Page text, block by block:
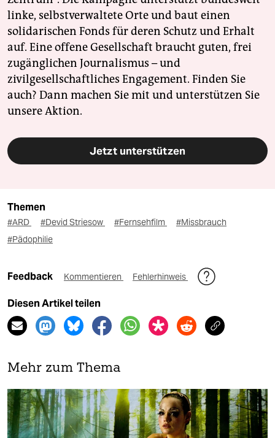
linke, selbstverwaltete Orte und baut einen
solidarischen Fonds für deren Schutz und Erhalt
auf. Eine offene Gesellschaft braucht guten, frei
zugänglichen Journalismus – und
zivilgesellschaftliches Engagement. Finden Sie
auch? Dann machen Sie mit und unterstützen Sie
unsere Aktion.
Jetzt unterstützen
Themen
#ARD #Devid Striesow #Fernsehfilm
#Missbrauch
#Pädophilie
Feedback Kommentieren Fehlerhinweis
Diesen Artikel teilen
Mehr zum Thema